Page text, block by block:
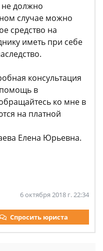
должно
случае можно
средство на
иметь при себе
консультация
в
ко мне в
на платной
Елена Юрьевна.
6 октября 2018 г. 22:34
Спросить юриста